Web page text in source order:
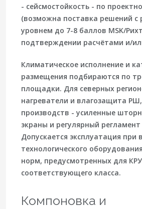
- сейсмостойкость - по
(возможна поставка решений с
уровнем до 7-8 баллов MSK/
подтверждении расчётами и/
Климатическое исполнение и
размещения подбираются по
площадки. Для северных
нагреватели и влагозащита
производств - усиленные
экраны и регулярный
Допускается эксплуатация при
технологического
норм, предусмотренных для КРУ
соответствующего класса.
Компоновка и